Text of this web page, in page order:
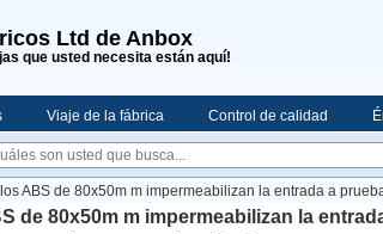
Ltd de Anbox
que usted necesita están aquí!
Viaje de la fábrica Control de calidad
los ABS de 80x50m m impermeabilizan la entrada a
de 80x50m m impermeabilizan la